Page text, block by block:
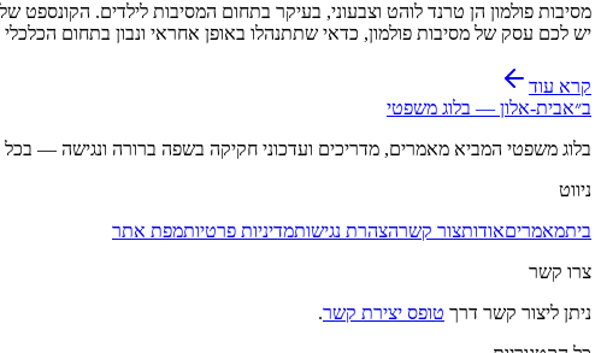
מסיבות פולמון הן טרנד לוהט וצבעוני, בעיקר בתחום המסיבות לילדים.
יש לכם עסק של מסיבות פולמון, כדאי שתתנהלו באופן אחראי ונבון בתחום
קרא עוד
ב״אבית-אלון — בלוג משפטי
בלוג משפטי המביא מאמרים, מדריכים ועדכוני חקיקה בשפה ברורה ונגישה —
ניווט
ביתמאמריםאודותצור קשרהצהרת נגישותמדיניות פרטיותמפת אתר
צרו קשר
ניתן ליצור קשר דרך טופס יצירת קשר.